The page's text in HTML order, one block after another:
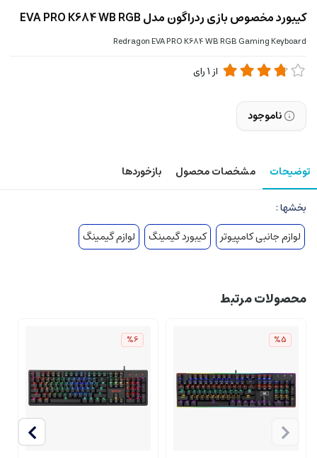
کیبورد مخصوص بازی ردراگون مدل EVA PRO K684 WB RGB
Redragon EVA PRO K684 WB RGB Gaming Keyboard
از 1رای
ناموجود
توضیحات مشخصات محصول بازخوردها
بخشها :
لوازم جانبی کامپیوتر
کیبورد گیمینگ لوازم گیمینگ
محصولات مرتبط
%5
%6